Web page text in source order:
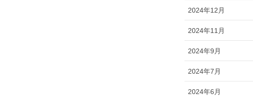
2024年12月
2024年11月
2024年9月
2024年7月
2024年6月